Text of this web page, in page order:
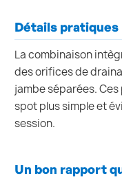
Détails
La combinaison
des orifices de
jambe séparées.
spot plus simple et
session.
Un bon rapport